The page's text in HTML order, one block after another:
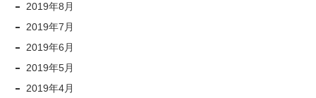
2019年8月
2019年7月
2019年6月
2019年5月
2019年4月